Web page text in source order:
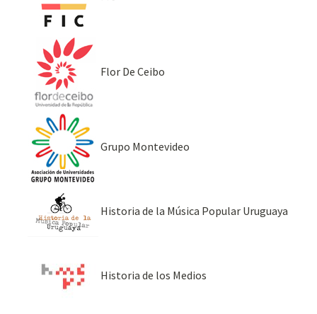
Flor De Ceibo
Grupo Montevideo
Historia de la Música Popular Uruguaya
Historia de los Medios